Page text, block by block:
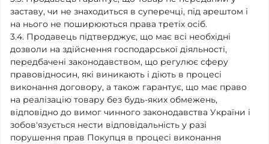
заставу, чи не знаходиться в суперечці, під арештом і
на нього не поширюються права третіх осіб.
3.4. Продавець підтверджує, що має всі необхідні
дозволи на здійснення господарської діяльності,
передбачені законодавством, що регулює сферу
правовідносин, які виникають і діють в процесі
виконання договору, а також гарантує, що має право
на реалізацію товару без будь-яких обмежень,
відповідно до вимог чинного законодавства України і
зобов'язується нести відповідальність у разі
порушення прав Покупця в процесі виконання